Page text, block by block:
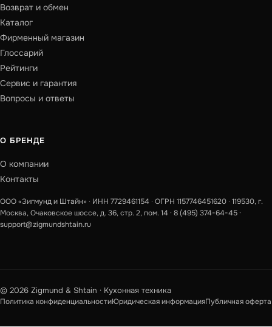
Возврат и обмен
Каталог
Фирменный магазин
Глоссарий
Рейтинги
Сервис и гарантия
Вопросы и ответы
О БРЕНДЕ
О компании
Контакты
ООО «Зигмунд и Штайн» · ИНН 7729461154 · ОГРН 1157746451620 · 119530, г.
Москва, Очаковское шоссе, д. 36, стр. 2, пом. 14 · 8 (495) 374-64-45 ·
support@zigmundshtain.ru
© 2026 Zigmund & Shtain · Кухонная техника
Политика конфиденциальностиЮридическая информацияПубличная оферта